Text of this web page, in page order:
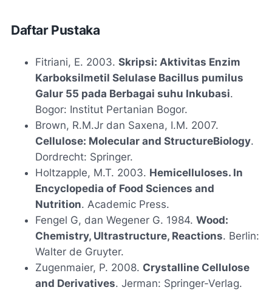
Daftar Pustaka
Fitriani, E. 2003. Skripsi: Aktivitas Enzim
Karboksilmetil Selulase Bacillus pumilus
Galur 55 pada Berbagai suhu Inkubasi.
Bogor: Institut Pertanian Bogor.
Brown, R.M.Jr dan Saxena, I.M. 2007.
Cellulose: Molecular and StructureBiology.
Dordrecht: Springer.
Holtzapple, M.T. 2003. Hemicelluloses. In
Encyclopedia of Food Sciences and
Nutrition. Academic Press.
Fengel G, dan Wegener G. 1984. Wood:
Chemistry, Ultrastructure, Reactions. Berlin:
Walter de Gruyter.
Zugenmaier, P. 2008. Crystalline Cellulose
and Derivatives. Jerman: Springer-Verlag.